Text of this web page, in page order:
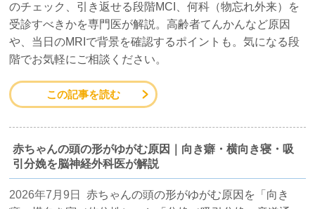
のチェック、引き返せる段階MCI、何科（物忘れ外来）を
受診すべきかを専門医が解説。高齢者てんかんなど原因
や、当日のMRIで背景を確認するポイントも。気になる段
階でお気軽にご相談ください。
この記事を読む
赤ちゃんの頭の形がゆがむ原因｜向き癖・横向き寝・吸
引分娩を脳神経外科医が解説
2026年7月9日
赤ちゃんの頭の形がゆがむ原因を「向き